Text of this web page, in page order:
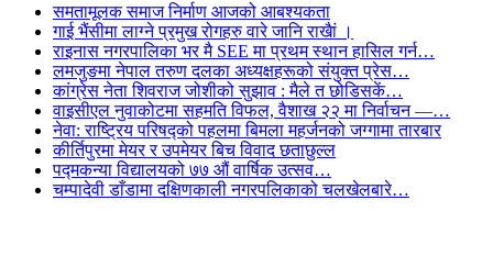
समतामूलक समाज निर्माण आजको आबश्यकता
गाई भैंसीमा लाग्ने प्रमुख रोगहरु वारे जानि राखैां ।
राइनास नगरपालिका भर मै SEE मा प्रथम स्थान हासिल गर्न…
लमजुङमा नेपाल तरुण दलका अध्यक्षहरूको संयुक्त प्रेस…
कांग्रेस नेता शिवराज जोशीको सुझाव : मैले त छोडिसकें…
वाइसीएल नुवाकोटमा सहमति विफल, वैशाख २२ मा निर्वाचन —…
नेवा: राष्ट्रिय परिषद्को पहलमा बिमला महर्जनको जग्गामा तारबार
कीर्तिपुरमा मेयर र उपमेयर बिच विवाद छताछुल्ल
पद्मकन्या विद्यालयको ७७ औं ‌‌वार्षिक ‌उत्सव…
चम्पादेवी डाँडामा दक्षिणकाली नगरपलिकाको चलखेलबारे…